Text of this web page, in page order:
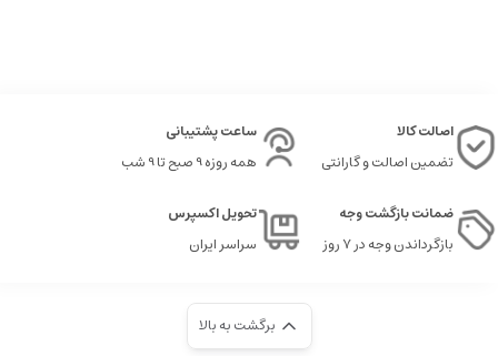
اصالت کالا
تضمین اصالت و گارانتی
ساعت پشتیبانی
همه روزه 9 صبح تا 9 شب
ضمانت بازگشت وجه
بازگرداندن وجه در ۷ روز
تحویل اکسپرس
سراسر ایران
برگشت به بالا